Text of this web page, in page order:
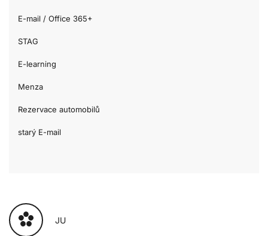
E-mail / Office 365+
STAG
E-learning
Menza
Rezervace automobilů
starý E-mail
JU